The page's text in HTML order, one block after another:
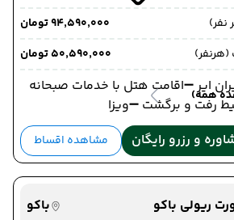
همه)
۹۴٬۵۹۰٬۰۰۰ تومان
۵۰٬۵۹۰٬۰۰۰ تومان
ایر ➖اقامت هتل با خدمات صبحانه
رفت و برگشت ➖ویزا
و رزرو رایگان
مشاهده اقساط
ریولی باکو
باکو